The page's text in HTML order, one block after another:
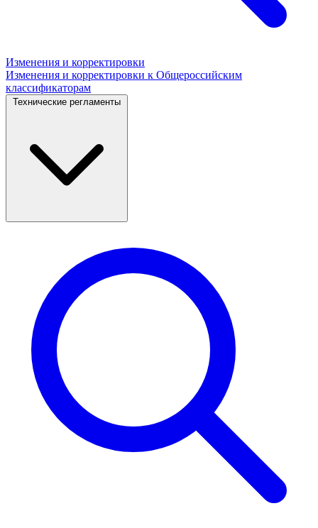
Изменения и корректировки
Изменения и корректировки к Общероссийским
классификаторам
Технические регламенты